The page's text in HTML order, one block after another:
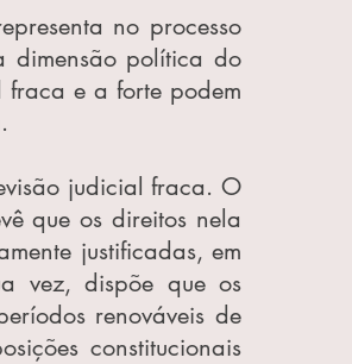
no processo
dimensão política do
fraca e a forte podem
judicial fraca. O
que os direitos nela
justificadas, em
vez, dispõe que os
renováveis de
constitucionais